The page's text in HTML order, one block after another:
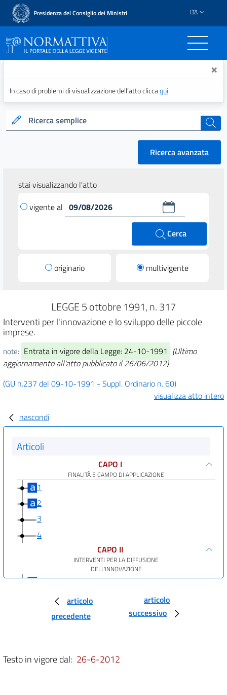
Presidenza del Consiglio dei Ministri ITA
Normattiva - Il portale ×
In caso di problemi di visualizzazione dell’atto cliccaqui
Ricerca semplice cerca
Ricerca avanzata
stai visualizzando l'atto
vigente al
Cerca
originario multivigente
LEGGE 5 ottobre 1991, n. 317
Interventi per l'innovazione e lo sviluppo delle piccole
imprese.
note: Entrata in vigore della Legge: 24-10-1991 (Ultimo
aggiornamento all'atto pubblicato il 26/06/2012)
(GU n.237 del 09-10-1991 - Suppl. Ordinario n. 60)
visualizza atto intero
nascondi
Articoli
CAPO I
FINALITÀ E CAMPO DI APPLICAZIONE
1
2
3
4
CAPO II
INTERVENTI PER LA DIFFUSIONE
DELL'INNOVAZIONE
5
10
articolo
precedente
articolo
successivo
Testo in vigore dal: 26-6-2012